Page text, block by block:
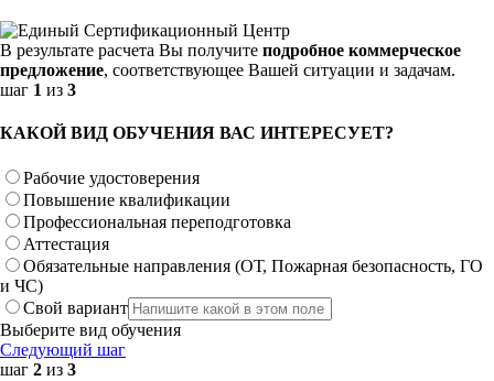
В результате расчета Вы получите подробное коммерческое
предложение, соответствующее Вашей ситуации и задачам.
шаг 1 из 3
КАКОЙ ВИД ОБУЧЕНИЯ ВАС ИНТЕРЕСУЕТ?
Рабочие удостоверения
Повышение квалификации
Профессиональная переподготовка
Аттестация
Обязательные направления (ОТ, Пожарная безопасность, ГО
и ЧС)
Свой вариант
Выберите вид обучения
Следующий шаг
шаг 2 из 3